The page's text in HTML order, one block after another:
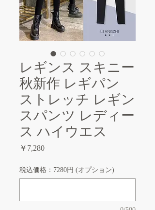
レギンス スキニー
秋新作 レギパン
ストレッチ レギン
スパンツ レディー
ス ハイウエス
￥7,280価
税込価格：7280円 (オプション)